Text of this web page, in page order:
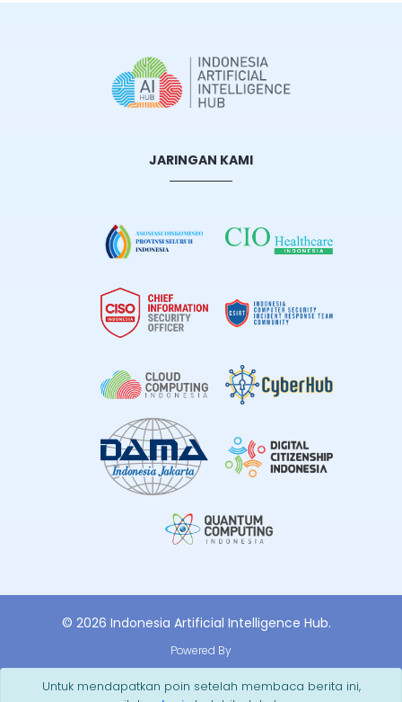
Untuk mendapatkan poin setelah membaca berita ini,
JARINGAN KAMI
© 2026 Indonesia Artificial Intelligence Hub.
Powered By